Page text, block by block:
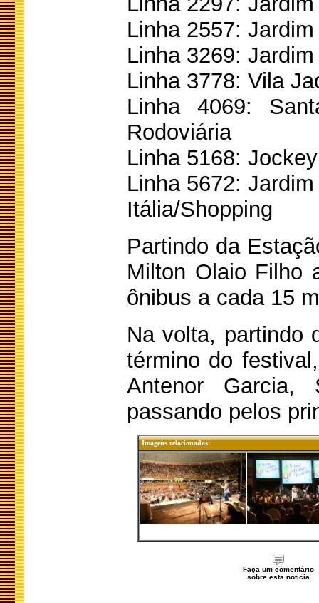
Linha 2557:
Linha 3269:
Linha 3778: Vila
Linha 4069:
Rodoviária
Linha 5168:
Linha 5672:
Itália/Shopping
Partindo da
Milton Olaio Filho
ônibus a cada 15
Na volta, partindo
término do
Antenor Garcia,
passando pelos
Imagens relacionadas:
Faça um comentário
sobre esta notícia